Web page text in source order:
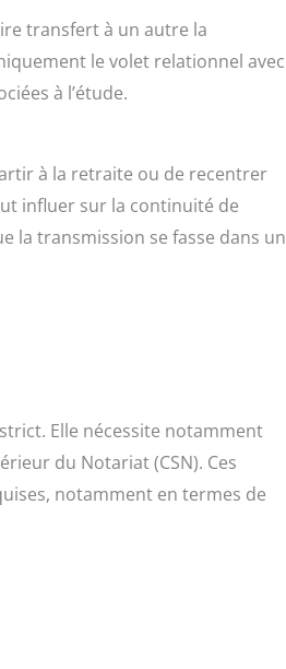
transfert à un autre la
le volet relationnel avec
à l’étude.
à la retraite ou de recentrer
influer sur la continuité de
la transmission se fasse dans un
Elle nécessite notamment
du Notariat (CSN). Ces
notamment en termes de